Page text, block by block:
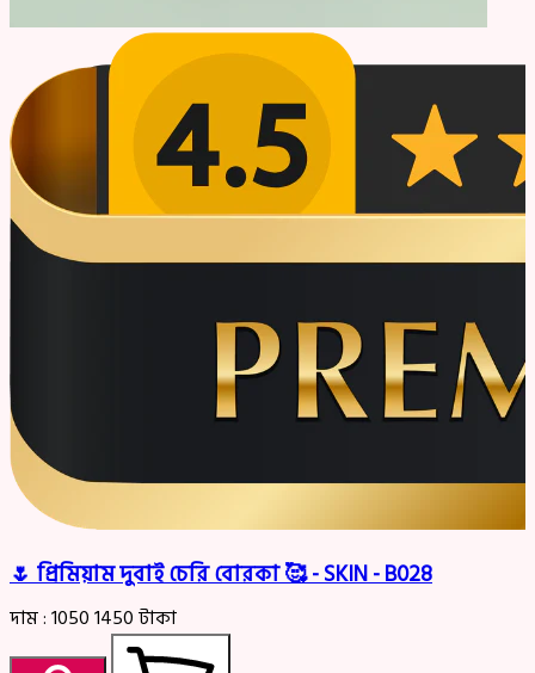
🌷 প্রিমিয়াম দুবাই চেরি বোরকা 🥰 - SKIN - B028
দাম :10501450টাকা